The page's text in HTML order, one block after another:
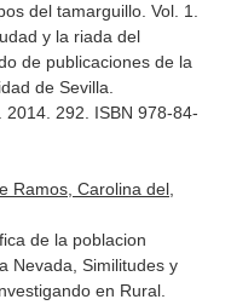
del tamarguillo. Vol. 1.
y la riada del
de publicaciones de la
de Sevilla.
292. ISBN 978-84-
Ramos, Carolina del,
de la poblacion
Nevada, Similitudes y
en Rural.